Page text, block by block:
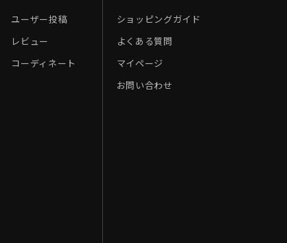
ユーザー投稿
レビュー
コーディネート
ショッピングガイド
よくある質問
マイページ
お問い合わせ